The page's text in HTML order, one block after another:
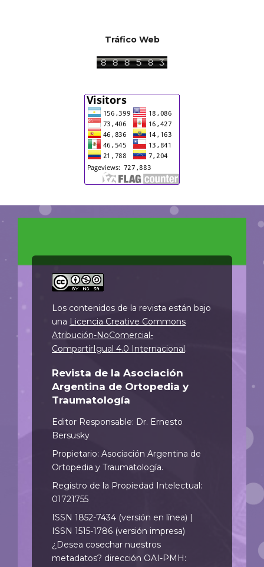
Tráfico Web
Los contenidos de la revista están bajo
una Licencia Creative Commons
Atribución-NoComercial-
CompartirIgual 4.0 Internacional.
Revista de la Asociación
Argentina de Ortopedia y
Traumatología
Editor Responsable: Dr. Ernesto
Bersusky
Propietario: Asociación Argentina de
Ortopedia y Traumatología.
Registro de la Propiedad Intelectual:
01721755
ISSN 1852-7434 (versión en línea) |
ISSN 1515-1786 (versión impresa)
¿Desea cosechar nuestros
metadatos? dirección OAI-PMH: